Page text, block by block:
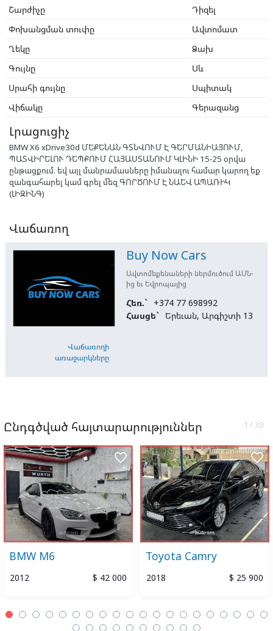
Շարժիչը
Դիզել
Փոխանցման տուփը
Ավտոմատ
Ղեկը
Ձախ
Գույնը
Սև
Սրահի գույնը
Սպիտակ
Վիճակը
Գերազանց
Լրացուցիչ
BMW X6 xDrive30d ՄԵՔԵՆԱՆ ԳՏՆՎՈՒՄ Է ԳԵՐՄԱՆԻԱՅՈՒՄ,
ՊԱՏՎԻՐԵԼՈՒ ԴԵՊՔՈՒՄ ՀԱՅԱՍՏԱՆՈՒՄ ԿԼԻՆԻ 15-25 օրվա
ընթացքում. եվ այլ մանրամասները իմանալու համար կարող եք
զանգահարել կամ գրել մեզ ԳՈՐԾՈՒՄ Է ՆԱԵՎ ԱՊԱՌԻԿ
(ԼԻԶԻՆԳ)
Վաճառող
Վաճառողի
առաջարկները
Buy Now Cars
Ավտոմեքենաների ներմուծում ԱՄՆ-
ից եւ Եվրոպայից
Հեռ.` +374 77 698992
Հասցե` Երեւան, Արգիշտի 13
Ընդգծված հայտարարություններ
BMW M6
2012 $ 42 000
favorite_border
Toyota Camry
2018 $ 25 900
favorite_border